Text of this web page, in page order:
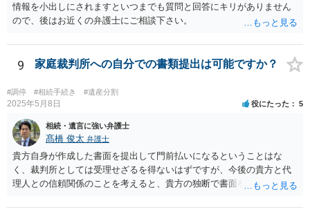
情報を小出しにされますといつまでも質問と回答にキリがありません
ので、後はお近くの弁護士にご相談下さい。
9 家庭裁判所への自分での書類提出は可能ですか？
#調停 #相続手続き #遺産分割
2025年5月8日 役にたった 5
相続・遺言に強い弁護士
髙橋 俊太 弁護士
貴方自身が作成した書面を提出して門前払いになるということはな
く、裁判所としては受理せざるを得ないはずですが、今後の貴方と代
理人との信頼関係のことを考えると、貴方の独断で書面を提出したり
士が主張書面の提出を渋っているようですが、弁護士として提出の実